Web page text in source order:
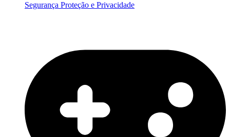
Segurança Proteção e Privacidade